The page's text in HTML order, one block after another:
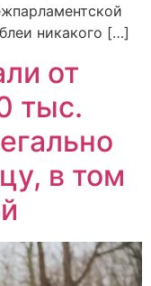
никакого […]
от
тыс.
в том